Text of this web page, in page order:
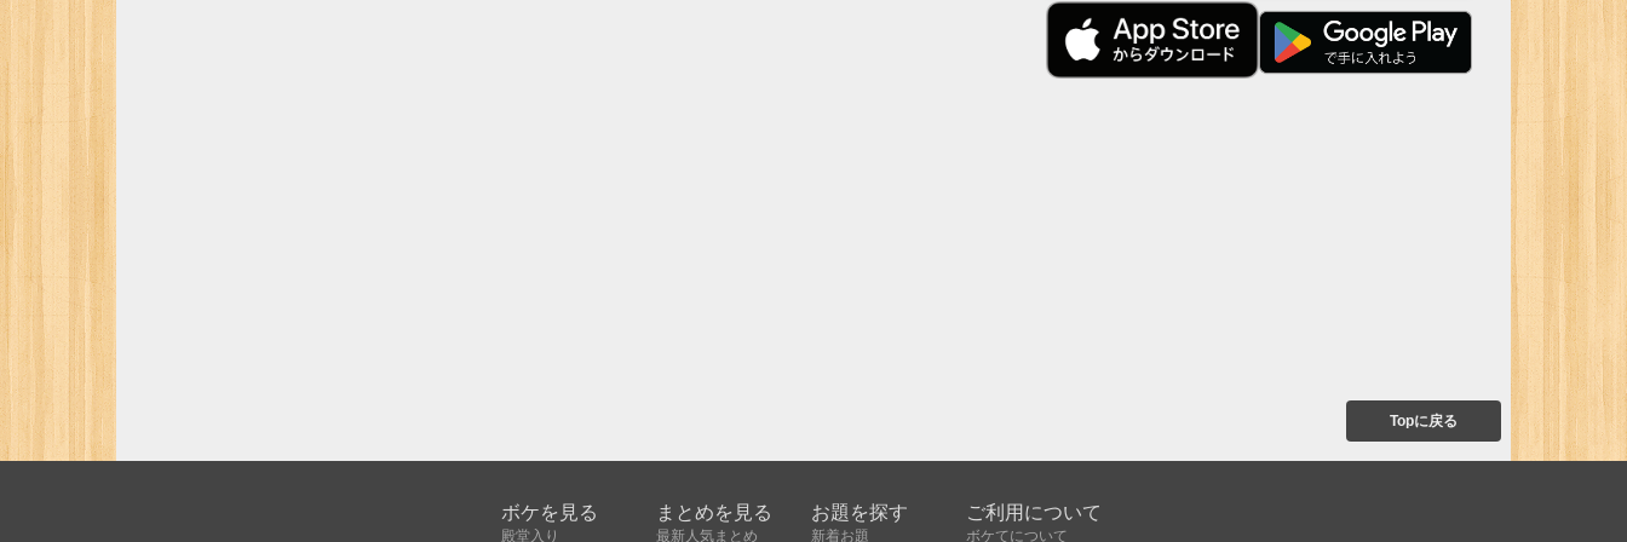
Topに戻る
ボケを見る
殿堂入り
まとめを見る
最新人気まとめ
お題を探す
新着お題
ご利用について
ボケてについて